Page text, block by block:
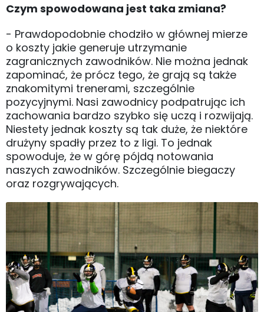
Czym spowodowana jest taka zmiana?
- Prawdopodobnie chodziło w głównej mierze
o koszty jakie generuje utrzymanie
zagranicznych zawodników. Nie można jednak
zapominać, że prócz tego, że grają są także
znakomitymi trenerami, szczególnie
pozycyjnymi. Nasi zawodnicy podpatrując ich
zachowania bardzo szybko się uczą i rozwijają.
Niestety jednak koszty są tak duże, że niektóre
drużyny spadły przez to z ligi. To jednak
spowoduje, że w górę pójdą notowania
naszych zawodników. Szczególnie biegaczy
oraz rozgrywających.